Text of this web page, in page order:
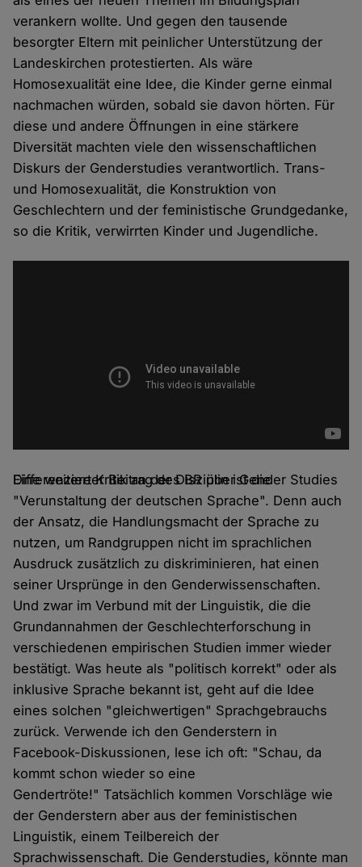
verankern wollte. Und gegen den tausende
besorgter Eltern mit peinlicher Unterstützung der
Landeskirchen protestierten. Als wäre
Homosexualität eine Idee, die Kinder gerne einmal
nachmachen würden, sobald sie davon hörten. Für
diese und andere Öffnungen in eine stärkere
Diversität machten viele den wissenschaftlichen
Diskurs der Genderstudies verantwortlich. Trans-
und Homosexualität, die Konstruktion von
Geschlechtern und der feministische Grundgedanke,
so die Kritik, verwirrten Kinder und Jugendliche.
Differenzierter Beitrag des BR über Gender Studies
Eine weitere Kritik an der Disziplin ist die
"Verunstaltung der deutschen Sprache". Denn auch
der Ansatz, die Handlungsmacht der Sprache zu
nutzen, um Randgruppen nicht im sprachlichen
Ausdruck zusätzlich zu diskriminieren, hat einen
seiner Ursprünge in den Genderwissenschaften.
Und zwar im Verbund mit der Linguistik, die die
Grundannahmen der Geschlechterforschung in
verschiedenen empirischen Studien immer wieder
bestätigt. Was heute als "politisch korrekt" oder als
inklusive Sprache bekannt ist, geht auf die Idee
eines solchen "gleichwertigen" Sprachgebrauchs
zurück. Verwende ich den Genderstern in
Facebook-Diskussionen, lese ich oft: "Schau, da
kommt schon wieder so eine
Gendertröte!" Tatsächlich kommen Vorschläge wie
der Genderstern aber aus der feministischen
Linguistik, einem Teilbereich der
Sprachwissenschaft. Die Genderstudies, könnte man